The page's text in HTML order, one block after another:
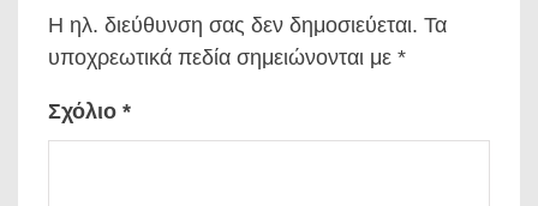
Η ηλ. διεύθυνση σας δεν δημοσιεύεται. Τα
υποχρεωτικά πεδία σημειώνονται με *
Σχόλιο *